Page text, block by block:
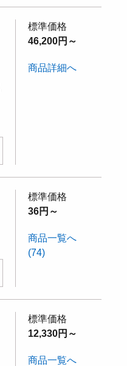
標準価格
46,200円～
商品詳細へ
標準価格
36円～
商品一覧へ
(74)
標準価格
12,330円～
商品一覧へ